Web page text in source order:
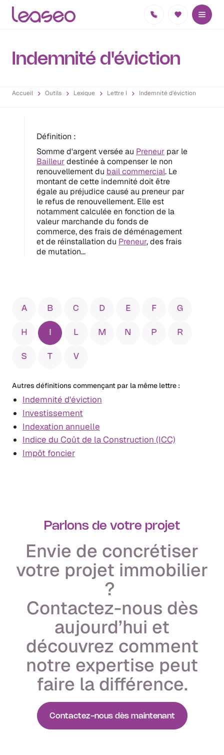
Indemnité d'éviction
Accueil Outils Lexique Lettre I Indemnité d'éviction
Définition :
Somme d'argent versée au Preneur par le
Bailleurdestinée à compenser le non
renouvellement du bail commercial. Le
montant de cette indemnité doit être
égale au préjudice causé au preneur par
le refus de renouvellement. Elle est
notamment calculée en fonction de la
valeur marchande du fonds de
commerce, des frais de déménagement
et de réinstallation du Preneur, des frais
de mutation...
A B C D E F G
H L M N P R
S V
Autres définitions commençant par la même lettre :
Indemnité d'éviction
Investissement
Indexation annuelle
Indice du Coût de la Construction (ICC)
Impôt foncier
Parlons de votre projet
Envie de concrétiser
votre projet immobilier
?
Contactez-nous dès
aujourd’hui et
découvrez comment
notre expertise peut
faire la différence.
Contactez-nous dès maintenant